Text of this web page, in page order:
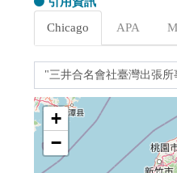
Chicago
APA
+
−